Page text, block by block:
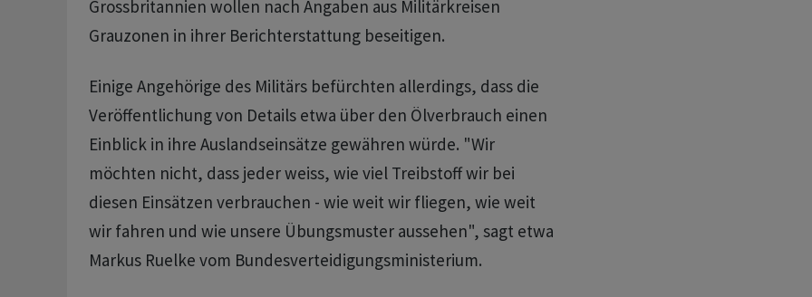
Grossbritannien wollen nach Angaben aus Militärkreisen
Grauzonen in ihrer Berichterstattung beseitigen.
Einige Angehörige des Militärs befürchten allerdings, dass die
Veröffentlichung von Details etwa über den Ölverbrauch einen
Einblick in ihre Auslandseinsätze gewähren würde. "Wir
möchten nicht, dass jeder weiss, wie viel Treibstoff wir bei
diesen Einsätzen verbrauchen - wie weit wir fliegen, wie weit
wir fahren und wie unsere Übungsmuster aussehen", sagt etwa
Markus Ruelke vom Bundesverteidigungsministerium.